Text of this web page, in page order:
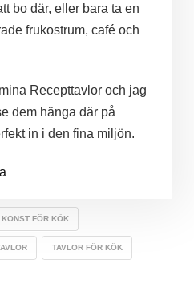
bo där, eller bara ta en
frukostrum, café och
Recepttavlor och jag
dem hänga där på
in i den fina miljön.
KONST FÖR KÖK
TAVLOR FÖR KÖK